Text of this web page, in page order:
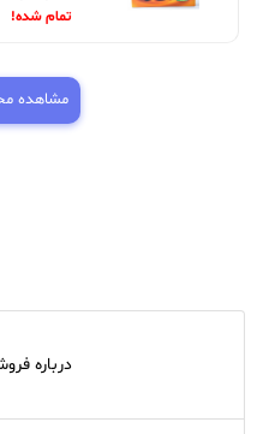
تمام شده!
مشاهده محصولات بیشتر
درباره